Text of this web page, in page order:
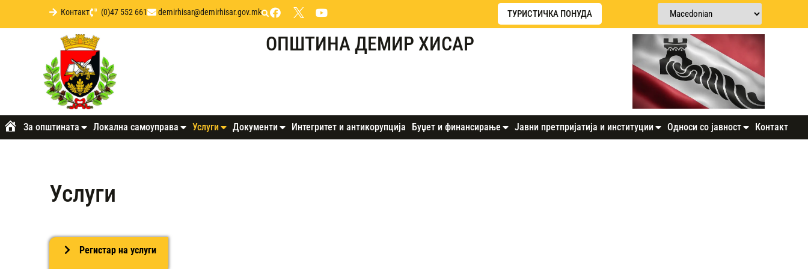
Контакт (0)47 552 661 demirhisar@demirhisar.gov.mk ТУРИСТИЧКА ПОНУДА
ОПШТИНА ДЕМИР ХИСАР
ПочетнаЗа општината Локална самоуправа Услуги Документи Интегритет и антикорупција Буџет и финансирање Јавни претпријатија и институции Односи со јавност Контакт
Услуги
Регистар на услуги